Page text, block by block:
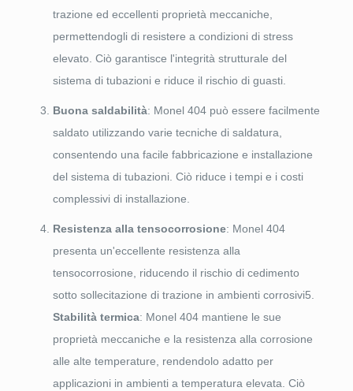
trazione ed eccellenti proprietà meccaniche,
permettendogli di resistere a condizioni di stress
elevato. Ciò garantisce l'integrità strutturale del
sistema di tubazioni e riduce il rischio di guasti.
Buona saldabilità: Monel 404 può essere facilmente
saldato utilizzando varie tecniche di saldatura,
consentendo una facile fabbricazione e installazione
del sistema di tubazioni. Ciò riduce i tempi e i costi
complessivi di installazione.
Resistenza alla tensocorrosione: Monel 404
presenta un'eccellente resistenza alla
tensocorrosione, riducendo il rischio di cedimento
sotto sollecitazione di trazione in ambienti corrosivi5.
Stabilità termica: Monel 404 mantiene le sue
proprietà meccaniche e la resistenza alla corrosione
alle alte temperature, rendendolo adatto per
applicazioni in ambienti a temperatura elevata. Ciò